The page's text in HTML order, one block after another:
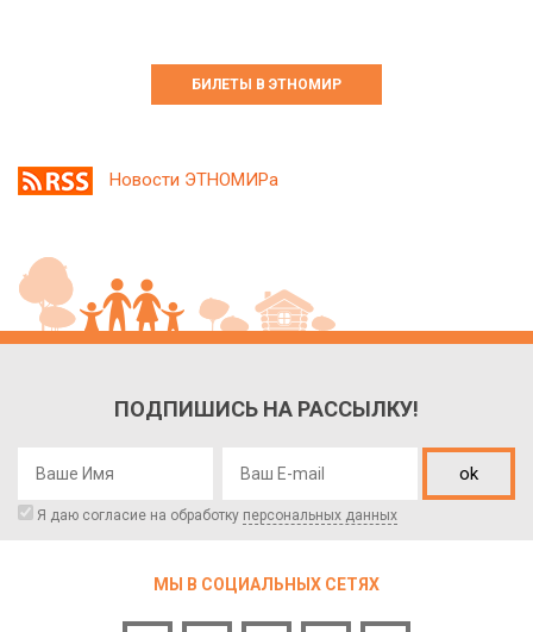
БИЛЕТЫ В ЭТНОМИР
Новости ЭТНОМИРа
ПОДПИШИСЬ НА РАССЫЛКУ!
ok
Я даю согласие на обработку персональных данных
МЫ В СОЦИАЛЬНЫХ СЕТЯХ